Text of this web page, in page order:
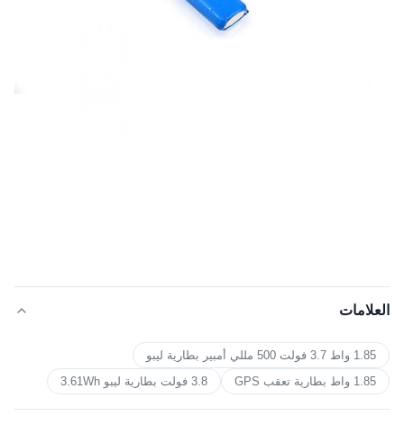
العلامات
1.85 واط 3.7 فولت 500 مللي أمبير بطارية ليبو
1.85 واط بطارية تعقب GPS
3.8 فولت بطارية ليبو 3.61Wh